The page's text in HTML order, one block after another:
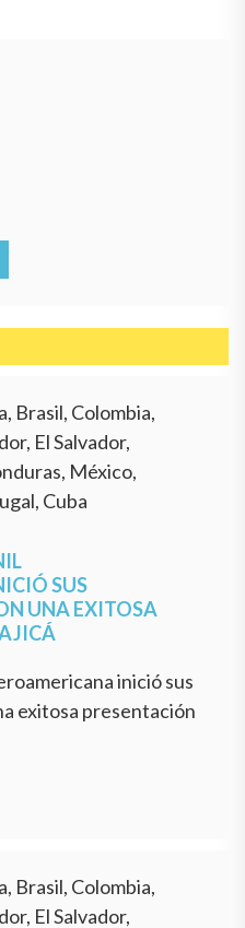
Brasil, Colombia,
El Salvador,
México,
Cuba
SUS
UNA EXITOSA
inició sus
exitosa presentación
Brasil, Colombia,
El Salvador,